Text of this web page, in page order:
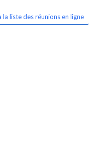
la liste des réunions en ligne